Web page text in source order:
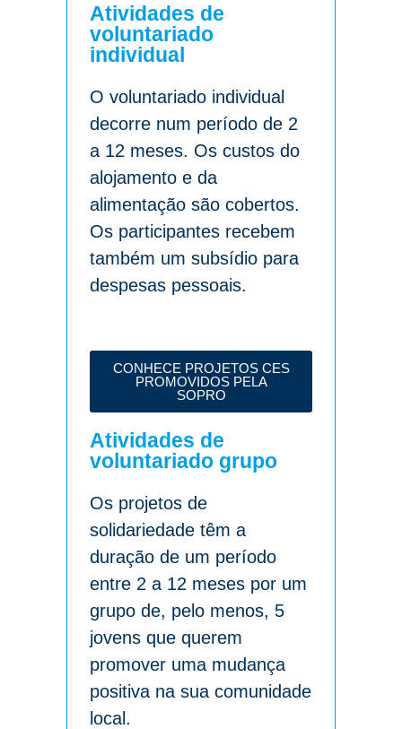
Atividades de
voluntariado
individual
O voluntariado individual
decorre num período de 2
a 12 meses. Os custos do
alojamento e da
alimentação são cobertos.
Os participantes recebem
também um subsídio para
despesas pessoais.
CONHECE PROJETOS CES
PROMOVIDOS PELA
SOPRO
Atividades de
voluntariado grupo
Os projetos de
solidariedade têm a
duração de um período
entre 2 a 12 meses por um
grupo de, pelo menos, 5
jovens que querem
promover uma mudança
positiva na sua comunidade
local.